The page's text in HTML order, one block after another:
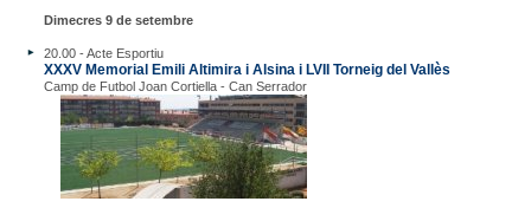
Dimecres 9 de setembre
20.00 - Acte Esportiu
XXXV Memorial Emili Altimira i Alsina i LVII Torneig del Vallès
Camp de Futbol Joan Cortiella - Can Serrador